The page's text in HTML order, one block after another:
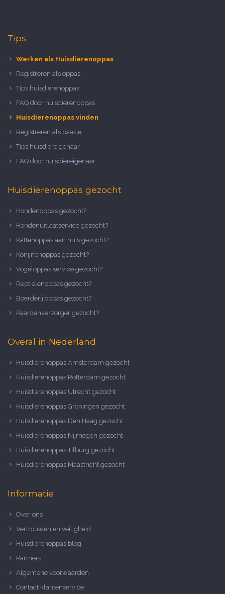
Tips
Werken als Huisdierenoppas
Registreren als oppas
Tips huisdierenoppas
FAQ door huisdierenoppas
Huisdierenoppas vinden
Registreren als baasje
Tips huisdiereigenaar
FAQ door huisdiereigenaar
Huisdierenoppas gezocht
Hondenoppas gezocht?
Hondenuitlaatservice gezocht?
Kattenoppas aan huis gezocht?
Konijnenoppas gezocht?
Vogeloppas service gezocht?
Reptielenoppas gezocht?
Boerderij oppas gezocht?
Paardenverzorger gezocht?
Overal in Nederland
Huisdierenoppas Amsterdam gezocht
Huisdierenoppas Rotterdam gezocht
Huisdierenoppas Utrecht gezocht
Huisdierenoppas Groningen gezocht
Huisdierenoppas Den Haag gezocht
Huisdierenoppas Nijmegen gezocht
Huisdierenoppas Tilburg gezocht
Huisdierenoppas Maastricht gezocht
Informatie
Over ons
Vertrouwen en veiligheid
Huisdierenoppas blog
Partners
Algemene voorwaarden
Contact klantenservice